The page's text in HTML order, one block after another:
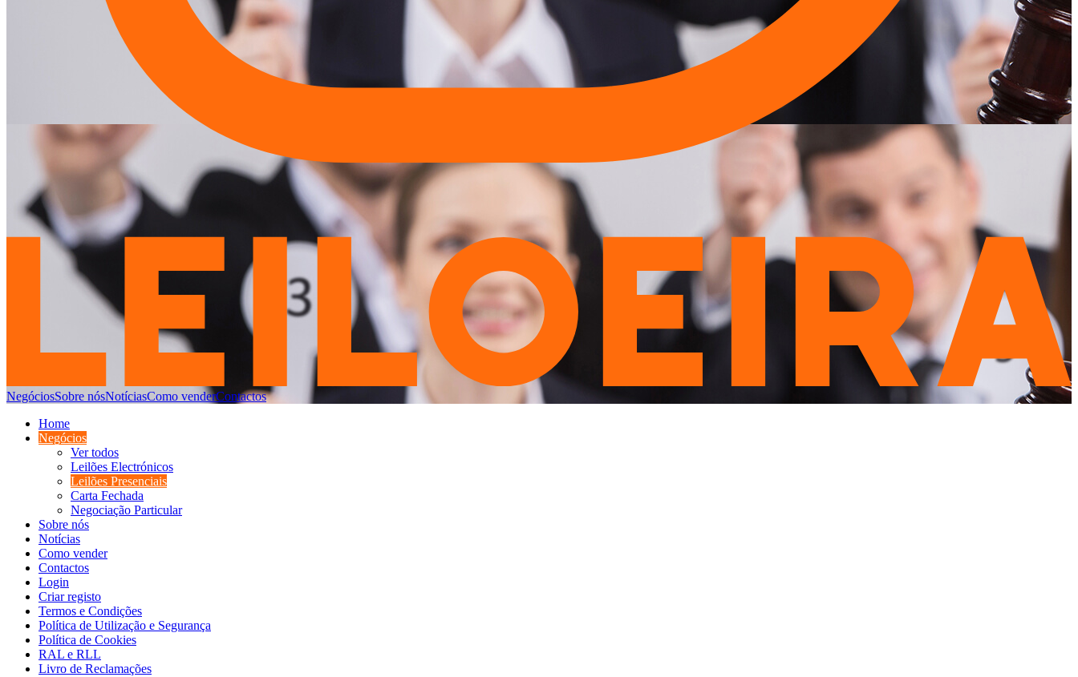
NegóciosSobre nósNotíciasComo venderContactos
Home
Negócios
Ver todos
Leilões Electrónicos
Leilões Presenciais
Carta Fechada
Negociação Particular
Sobre nós
Notícias
Como vender
Contactos
Login
Criar registo
Termos e Condições
Política de Utilização e Segurança
Política de Cookies
RAL e RLL
Livro de Reclamações